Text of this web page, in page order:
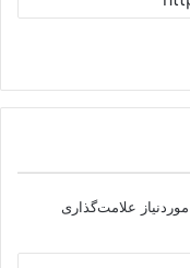
علامت‌گذاری